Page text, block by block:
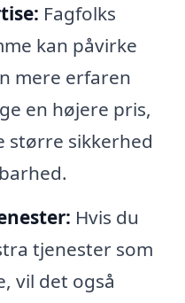
Fagfolks
kan påvirke
mere erfaren
en højere pris,
større sikkerhed
Hvis du
tjenester som
vil det også